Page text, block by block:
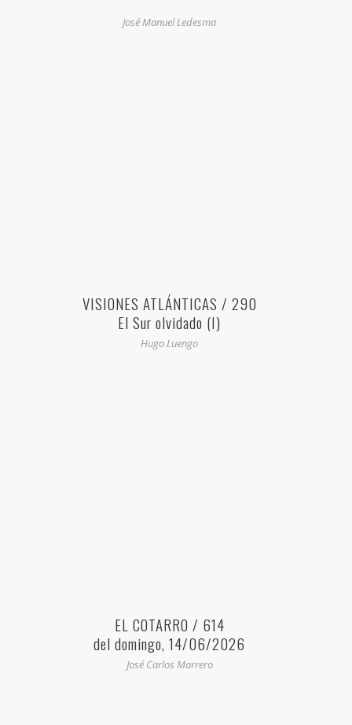
José Manuel Ledesma
VISIONES ATLÁNTICAS / 290
El Sur olvidado (I)
Hugo Luengo
EL COTARRO / 614
del domingo, 14/06/2026
José Carlos Marrero